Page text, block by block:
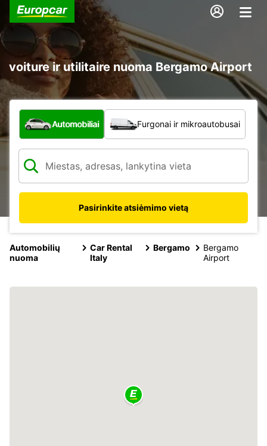
voiture ir utilitaire nuoma Bergamo Airport
Kokio tipo automobilis?
Automobiliai Furgonai ir mikroautobusai
Pasirinkite atsiėmimo vietą
Automobilių
nuoma
Car Rental
Italy
Bergamo
Bergamo
Airport